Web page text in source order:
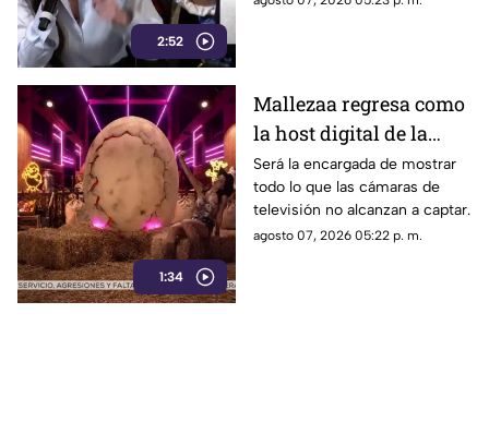
2:52
credibilidad de TV
1:34
Mallezaa regresa como
la host digital de la
segunda temporada de
La Granja VIP
Será la encargada de mostrar
todo lo que las cámaras de
televisión no alcanzan a captar.
agosto 07, 2026 05:22 p. m.